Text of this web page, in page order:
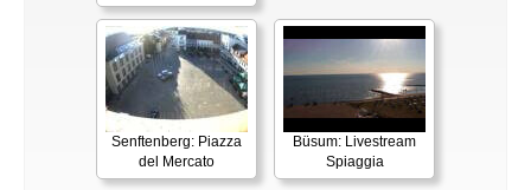
Senftenberg: Piazza
del Mercato
Büsum: Livestream
Spiaggia